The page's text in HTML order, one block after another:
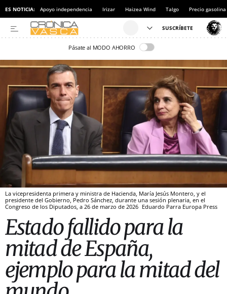
ES NOTICIA: Apoyo independencia Irizar Haizea Wind Talgo Precio gasolina
Pásate al MODO AHORRO
La vicepresidenta primera y ministra de Hacienda, María Jesús Montero, y el
presidente del Gobierno, Pedro Sánchez, durante una sesión plenaria, en el
Congreso de los Diputados, a 26 de marzo de 2026 Eduardo Parra Europa Press
Estado fallido para la
mitad de España,
ejemplo para la mitad del